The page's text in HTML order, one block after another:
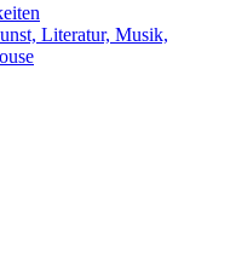
Literatur, Musik,